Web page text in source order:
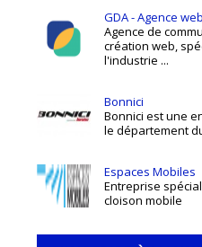
GDA - Agence
Agence de
création web,
l'industrie ...
Bonnici
Bonnici est une
le département
Espaces Mobiles
Entreprise
cloison mobile